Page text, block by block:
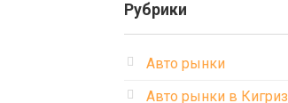
Рубрики
Авто рынки
Авто рынки в